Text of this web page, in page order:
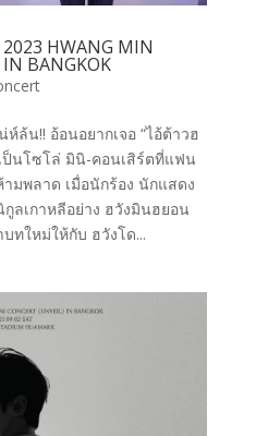
2023 HWANG MIN
IN BANGKOK
ล้น!! อ้อนอยากเจอ “ไอ้ต้าวฮ
โซโล่ มินิ-คอนเสิร์ตที่แฟน
มพลาด เมื่อนักร้อง นักแสดง
เกาหลีอย่าง ฮวังมินฮยอน
ทใหม่ให้กับ ฮวังโด...